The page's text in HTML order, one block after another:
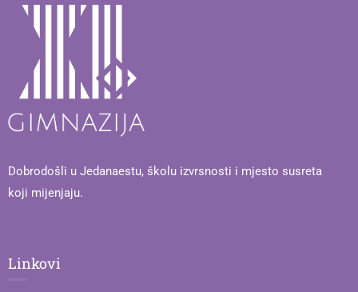
Dobrodošli u Jedanaestu, školu izvrsnosti i mjesto susreta
koji mijenjaju.
Linkovi